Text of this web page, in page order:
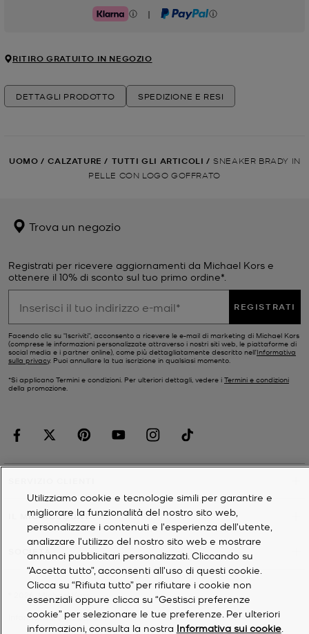
Klarna | PayPal
RITIRO GRATUITO IN NEGOZIO
DETTAGLI PRODOTTO SPEDIZIONE E RESI
UOMO / CALZATURE / TUTTI GLI ARTICOLI / SNEAKER BRADY IN
PELLE CON LOGO GOFFRATO
Trova un negozio
Registrati per ricevere aggiornamenti da Michael Kors e
ottenere il 10% di sconto sul tuo primo ordine*.
REGISTRATI
Facendo clic su "Iscriviti", acconsento a ricevere le e-mail di marketing di Michael Kors
(comprese le informazioni personalizzate attraverso i nostri siti web, le piattaforme di
social media e i partner online), come più dettagliatamente descritto nell’Informativa
sulla privacy. Puoi annullare la tua iscrizione in qualsiasi momento.
*Si applicano Termini e condizioni. Per ulteriori dettagli, vedere i Termini e condizioni
della promozione.
IL MIO ACCOUNT
Michael Kors
Informativa sulla privacy
Utilizziamo cookie e tecnologie simili per garantire e
migliorare la funzionalità del nostro sito web,
personalizzare i contenuti e l'esperienza dell'utente,
analizzare l'utilizzo del nostro sito web e mostrare
annunci pubblicitari personalizzati. Cliccando su
“Accetta tutto”, acconsenti all'uso di questi cookie.
Clicca su “Rifiuta tutto” per rifiutare i cookie non
essenziali oppure clicca su “Gestisci preferenze
cookie” per selezionare le tue preferenze. Per ulteriori
informazioni, consulta la nostra Informativa sui cookie.